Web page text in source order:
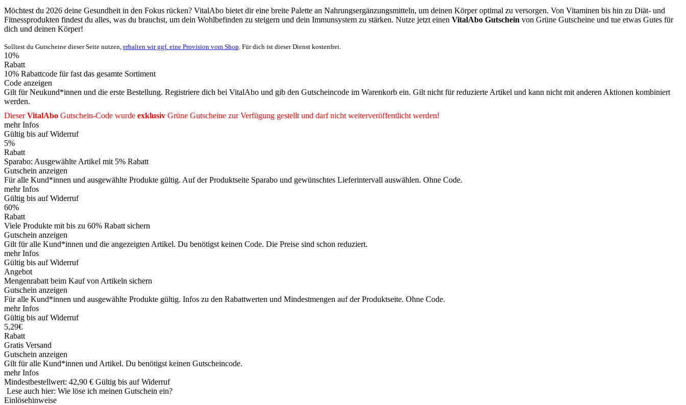
Möchtest du 2026 deine Gesundheit in den Fokus rücken? VitalAbo bietet dir eine breite Palette an Nahrungsergänzungsmitteln, um deinen Körper optimal zu versorgen. Von Vitaminen bis hin zu Diät- und
Fitnessprodukten findest du alles, was du brauchst, um dein Wohlbefinden zu steigern und dein Immunsystem zu stärken. Nutze jetzt einen VitalAbo Gutschein von Grüne Gutscheine und tue etwas Gutes für
dich und deinen Körper!
Solltest du Gutscheine dieser Seite nutzen, erhalten wir ggf. eine Provision vom Shop . Für dich ist dieser Dienst kostenfrei.
10%
Rabatt
10% Rabattcode für fast das gesamte Sortiment
Code anzeigen
Gilt für Neukund*innen und die erste Bestellung. Registriere dich bei VitalAbo und gib den Gutscheincode im Warenkorb ein. Gilt nicht für reduzierte Artikel und kann nicht mit anderen Aktionen kombiniert
werden.
DieserVitalAbo Gutschein-Code wurde exklusiv Grüne Gutscheine zur Verfügung gestellt und darf nicht weiterveröffentlicht werden!
mehr Infos
Gültig bis auf Widerruf
5%
Rabatt
Sparabo: Ausgewählte Artikel mit 5% Rabatt
Gutschein anzeigen
Für alle Kund*innen und ausgewählte Produkte gültig. Auf der Produktseite Sparabo und gewünschtes Lieferintervall auswählen. Ohne Code.
mehr Infos
Gültig bis auf Widerruf
60%
Rabatt
Viele Produkte mit bis zu 60% Rabatt sichern
Gutschein anzeigen
Gilt für alle Kund*innen und die angezeigten Artikel. Du benötigst keinen Code. Die Preise sind schon reduziert.
mehr Infos
Gültig bis auf Widerruf
Angebot
Mengenrabatt beim Kauf von Artikeln sichern
Gutschein anzeigen
Für alle Kund*innen und ausgewählte Produkte gültig. Infos zu den Rabattwerten und Mindestmengen auf der Produktseite. Ohne Code.
mehr Infos
Gültig bis auf Widerruf
5,29€
Rabatt
Gratis Versand
Gutschein anzeigen
Gilt für alle Kund*innen und Artikel. Du benötigst keinen Gutscheincode.
mehr Infos
Mindestbestellwert: 42,90 € Gültig bis auf Widerruf
Lese auch hier: Wie löse ich meinen Gutschein ein?
Einlösehinweise